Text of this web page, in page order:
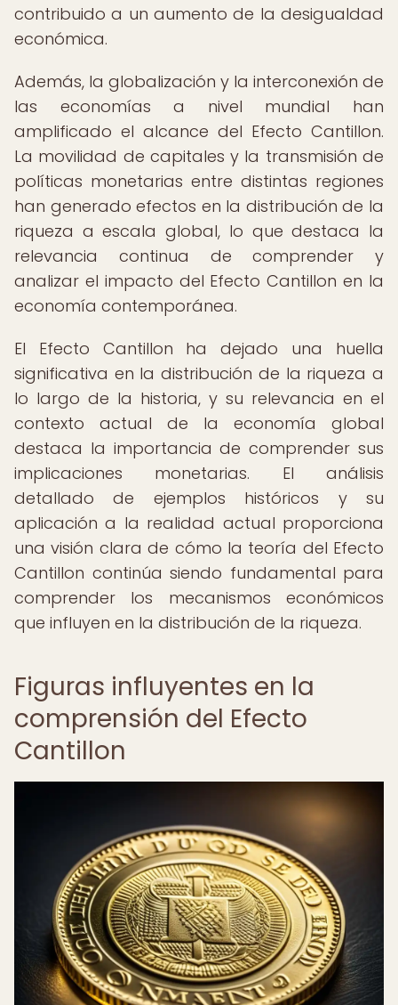
contribuido a un aumento de la desigualdad
económica.
Además, la globalización y la interconexión de
las economías a nivel mundial han
amplificado el alcance del Efecto Cantillon.
La movilidad de capitales y la transmisión de
políticas monetarias entre distintas regiones
han generado efectos en la distribución de la
riqueza a escala global, lo que destaca la
relevancia continua de comprender y
analizar el impacto del Efecto Cantillon en la
economía contemporánea.
El Efecto Cantillon ha dejado una huella
significativa en la distribución de la riqueza a
lo largo de la historia, y su relevancia en el
contexto actual de la economía global
destaca la importancia de comprender sus
implicaciones monetarias. El análisis
detallado de ejemplos históricos y su
aplicación a la realidad actual proporciona
una visión clara de cómo la teoría del Efecto
Cantillon continúa siendo fundamental para
comprender los mecanismos económicos
que influyen en la distribución de la riqueza.
Figuras influyentes en la
comprensión del Efecto
Cantillon